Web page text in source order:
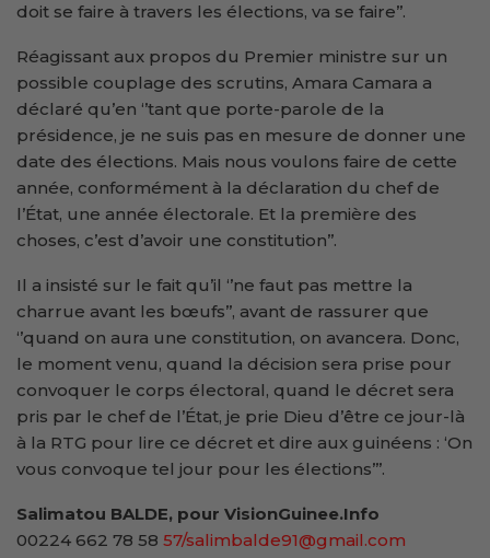
doit se faire à travers les élections, va se faire’’.
Réagissant aux propos du Premier ministre sur un
possible couplage des scrutins, Amara Camara a
déclaré qu’en ‘’tant que porte-parole de la
présidence, je ne suis pas en mesure de donner une
date des élections. Mais nous voulons faire de cette
année, conformément à la déclaration du chef de
l’État, une année électorale. Et la première des
choses, c’est d’avoir une constitution’’.
Il a insisté sur le fait qu’il ‘’ne faut pas mettre la
charrue avant les bœufs’’, avant de rassurer que
‘’quand on aura une constitution, on avancera. Donc,
le moment venu, quand la décision sera prise pour
convoquer le corps électoral, quand le décret sera
pris par le chef de l’État, je prie Dieu d’être ce jour-là
à la RTG pour lire ce décret et dire aux guinéens : ‘On
vous convoque tel jour pour les élections’’’.
Salimatou BALDE, pour VisionGuinee.Info
00224 662 78 58 57/salimbalde91@gmail.com